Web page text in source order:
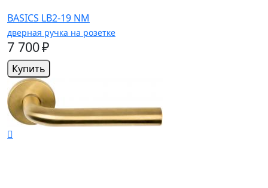
BASICS LB2-19 NM
дверная ручка на розетке
7 700 ₽
Купить